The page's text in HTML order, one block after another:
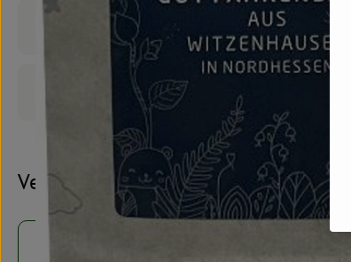
Produktdatenblatt
Verwendet oder empfohlen bei